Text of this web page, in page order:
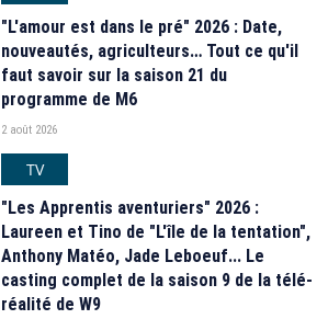
"L'amour est dans le pré" 2026 : Date,
nouveautés, agriculteurs… Tout ce qu'il
faut savoir sur la saison 21 du
programme de M6
2 août 2026
TV
"Les Apprentis aventuriers" 2026 :
Laureen et Tino de "L'île de la tentation",
Anthony Matéo, Jade Leboeuf... Le
casting complet de la saison 9 de la télé-
réalité de W9